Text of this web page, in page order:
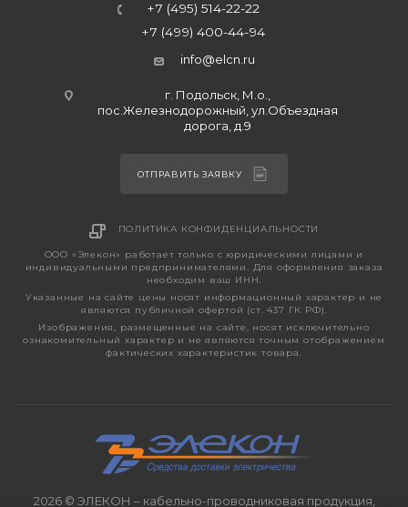
+7 (495) 514-22-22
+7 (499) 400-44-94
info@elcn.ru
г. Подольск, М.о.,
пос.Железнодорожный, ул.Объездная
дорога, д.9
ОТПРАВИТЬ ЗАЯВКУ
ПОЛИТИКА КОНФИДЕНЦИАЛЬНОСТИ
ООО «Элекон» работает только с юридическими лицами и
индивидуальными предпринимателями. Для оформления заказа
необходим ваш ИНН.
Указанные на сайте цены носят информационный характер и не
являются публичной офертой (ст. 437 ГК РФ).
Изображения, размещенные на сайте, носят исключительно
ознакомительный характер и не являются точным отображением
фактических характеристик товара.
2026 © ЭЛЕКОН – кабельно-проводниковая продукция,